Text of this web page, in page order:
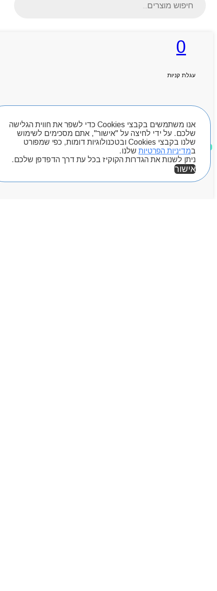
אנו משתמשים בקבצי Cookies כדי לשפר את חווית הגלישה
שלכם. על ידי לחיצה על "אישור", אתם מסכימים לשימוש
שלנו בקבצי Cookies ובטכנולוגיות דומות, כפי שמפורט
במדיניות הפרטיות שלנו.
ניתן לשנות את הגדרות הקוקיז בכל עת דרך הדפדפן שלכם.
אישור
0
עגלת קניות
חיפוש מוצרים
מוצרים שאהבתי
search
ראשי
קטלוג מוצרים